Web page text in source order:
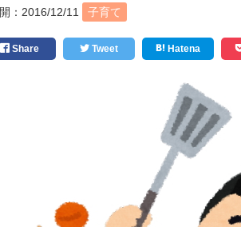
： 2016/12/11 子育て
Share Tweet Hatena